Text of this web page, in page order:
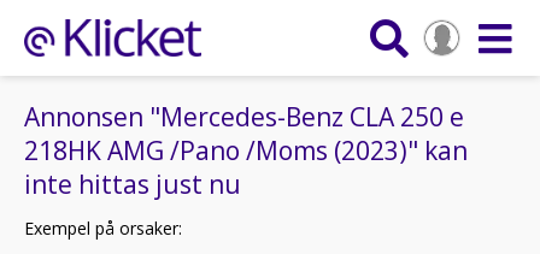
Annonsen "Mercedes-Benz CLA 250 e
218HK AMG /Pano /Moms (2023)" kan
inte hittas just nu
Exempel på orsaker: